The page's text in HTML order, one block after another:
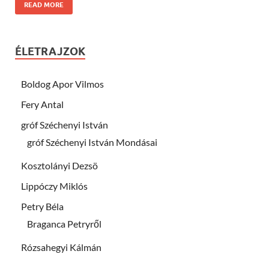
READ MORE
ÉLETRAJZOK
Boldog Apor Vilmos
Fery Antal
gróf Széchenyi István
gróf Széchenyi István Mondásai
Kosztolányi Dezsö
Lippóczy Miklós
Petry Béla
Braganca Petryről
Rózsahegyi Kálmán